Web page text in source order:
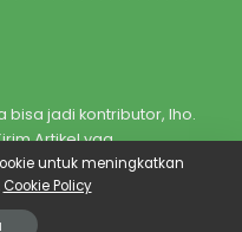
bisa jadi kontributor, lho.
Artikel yaa
Bikinkarya Creative Media
untuk meningkatkan
Cookie Policy